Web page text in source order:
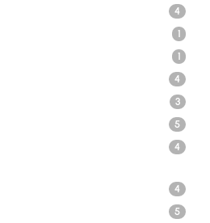
4
1
1
4
3
5
4
4
5